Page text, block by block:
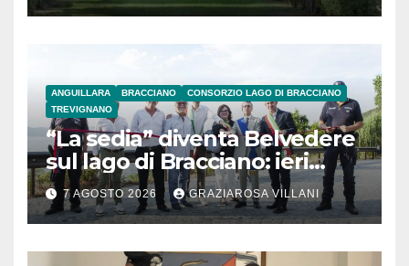
ANGUILLARA BRACCIANO
CONSORZIO LAGO DI BRACCIANO
TREVIGNANO
“La sedia” diventa Belvedere
sul lago di Bracciano: ieri
l’inaugurazione
7 AGOSTO 2026 GRAZIAROSA VILLANI